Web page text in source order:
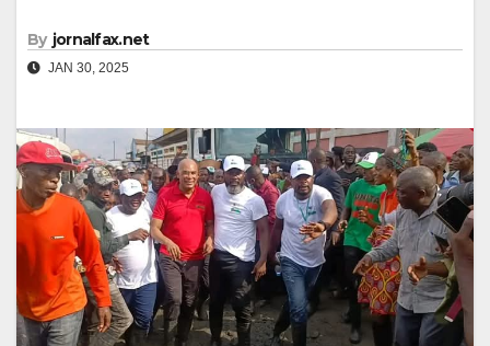
By jornalfax.net
JAN 30, 2025